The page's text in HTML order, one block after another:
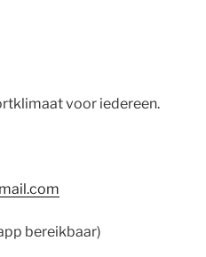
voor iedereen.
bereikbaar)